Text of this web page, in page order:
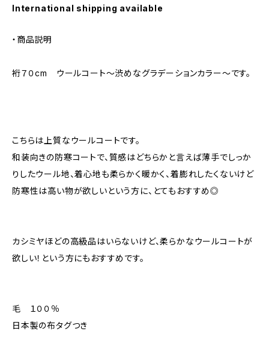
International shipping available
・商品説明
裄７０cm ウールコート〜渋めなグラデーションカラー〜です。
こちらは上質なウールコートです。
和装向きの防寒コートで、質感はどちらかと言えば薄手でしっか
りしたウール地、着心地も柔らかく暖かく、着膨れしたくないけど
防寒性は高い物が欲しいという方に、とてもおすすめ◎
カシミヤほどの高級品はいらないけど、柔らかなウールコートが
欲しい！という方にもおすすめです。
毛 １００％
日本製の布タグつき